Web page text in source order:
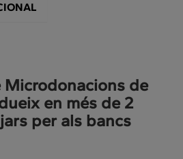
Microdonacions de
en més de 2
per als bancs